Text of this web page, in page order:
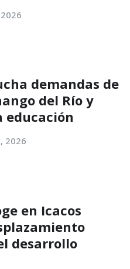
demandas de
del Río y
educación
2026
en Icacos
desarrollo